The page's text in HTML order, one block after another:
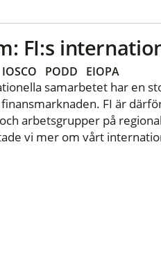
FI:s
IOSCO PODD EIOPA
samarbetet har en
FI är
arbetsgrupper på
vi mer om vårt